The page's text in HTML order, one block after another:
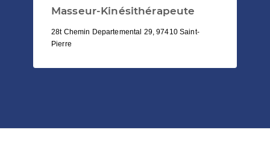
Masseur-Kinésithérapeute
28t Chemin Departemental 29, 97410 Saint-
Pierre